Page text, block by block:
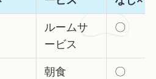
ルームサ
ービス
〇
朝食 〇